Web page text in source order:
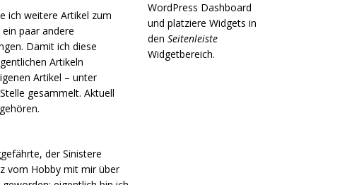
ich weitere Artikel zum
paar andere
Damit ich diese
Artikeln
Artikel – unter
gesammelt. Aktuell
der Sinistere
vom Hobby mit mir über
WordPress Dashboard
und platziere Widgets in
denSeitenleiste
Widgetbereich.